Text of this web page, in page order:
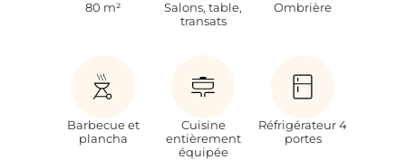
80 m²
Salons, table,
transats
Ombrière
Barbecue et
plancha
Cuisine
entièrement
équipée
Réfrigérateur 4
portes